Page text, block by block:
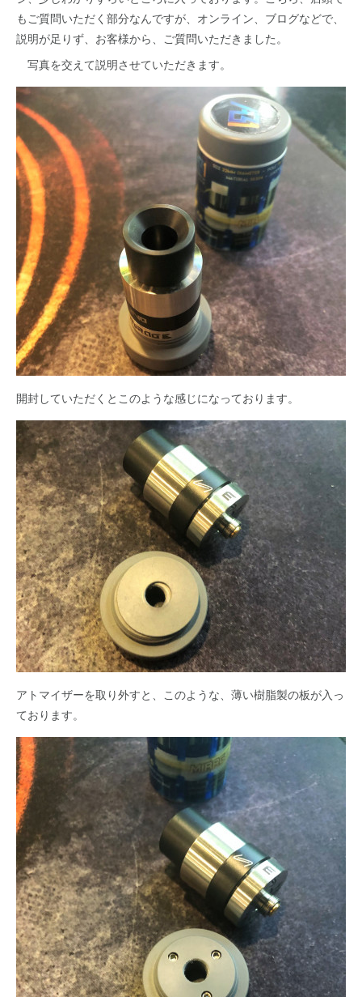
もご質問いただく部分なんですが、オンライン、ブログなどで、
説明が足りず、お客様から、ご質問いただきました。
写真を交えて説明させていただきます。
開封していただくとこのような感じになっております。
アトマイザーを取り外すと、このような、薄い樹脂製の板が入っ
ております。